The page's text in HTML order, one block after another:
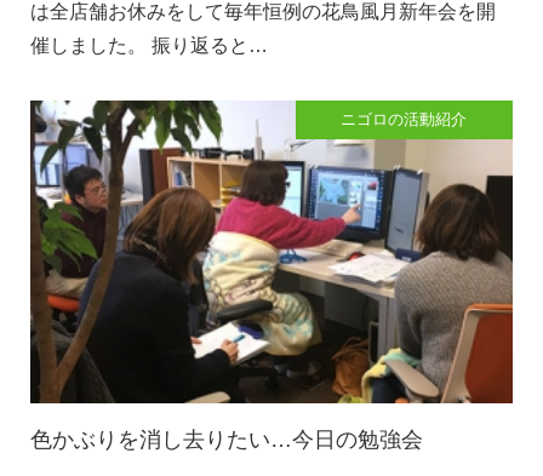
は全店舗お休みをして毎年恒例の花鳥風月新年会を開
催しました。 振り返ると…
色かぶりを消し去りたい…今日の勉強会
ニゴロの活動紹介